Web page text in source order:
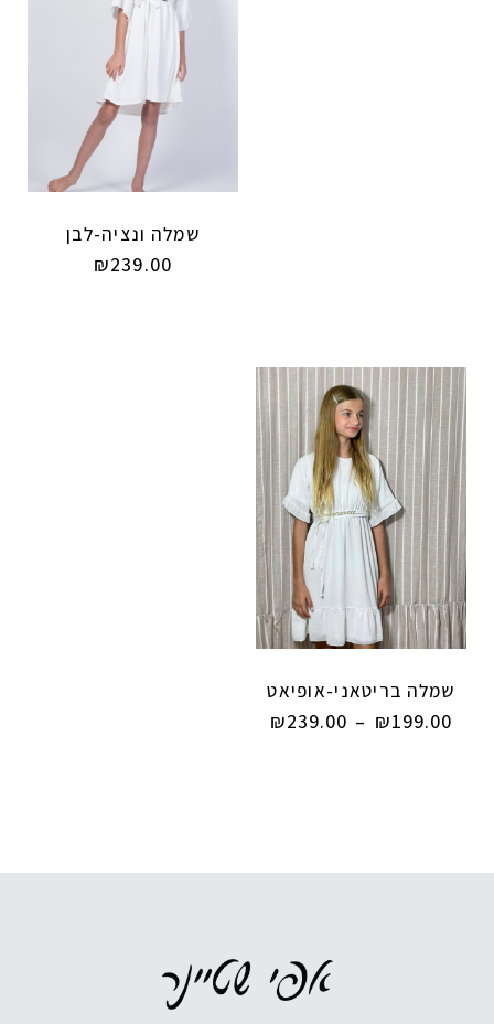
שמלה ונציה-לבן
₪239.00
שמלה בריטאני-אופיאט
₪199.00
–
₪239.00